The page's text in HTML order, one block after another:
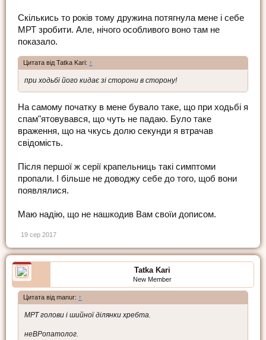
Скількись то років тому дружина потягнула мене і себе
МРТ зробити. Але, нічого особливого воно там не
показало.
Цитата від Tatka Kari: ↑
при ходьбі його кидає зі сторони в сторону!
На самому початку в мене бувало таке, що при ходьбі я
спам"ятовувався, що чуть не падаю. Було таке
враження, що на чкусь долю секунди я втрачав
свідомість.
Після першої ж серії крапельниць такі симптоми
пропали. І більше не доводжу себе до того, щоб вони
появлялися.
Маю надію, що не нашкодив Вам своїи дописом.
19 сер 2017
Tatka Kari
New Member
Цитата від manur: ↑
МРТ голови і шийної ділянки хребта.
неВРопатолог.